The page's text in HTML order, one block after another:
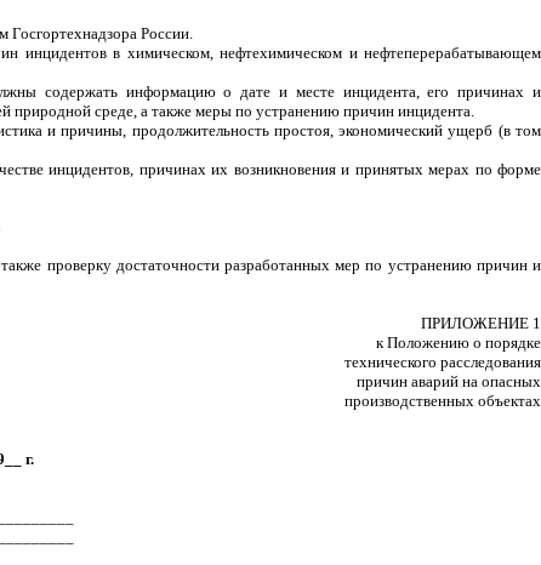
Госгортехнадзора России.
инцидентов в химическом, нефтехимическом и нефтеперерабатывающем
содержать информацию о дате и месте инцидента, его причинах и
природной среде, а также меры по устранению причин инцидента.
и причины, продолжительность простоя, экономический ущерб (в том
инцидентов, причинах их возникновения и принятых мерах по форме
проверку достаточности разработанных мер по устранению причин и
ПРИЛОЖЕНИЕ 1
к Положению о порядке
технического расследования
причин аварий на опасных
производственных объектах
г.